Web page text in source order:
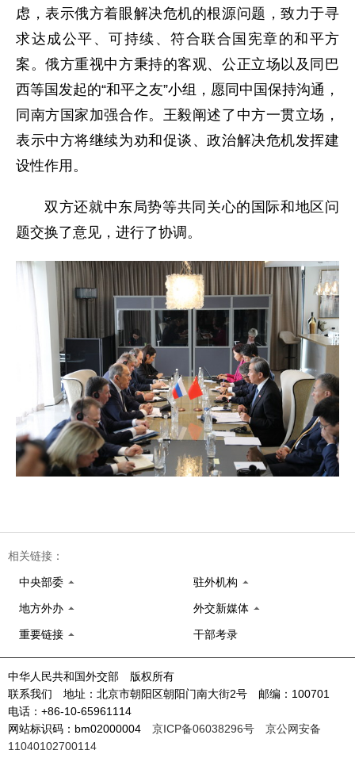
虑，表示俄方着眼解决危机的根源问题，致力于寻
求达成公平、可持续、符合联合国宪章的和平方
案。俄方重视中方秉持的客观、公正立场以及同巴
西等国发起的“和平之友”小组，愿同中国保持沟通，
同南方国家加强合作。王毅阐述了中方一贯立场，
表示中方将继续为劝和促谈、政治解决危机发挥建
设性作用。
双方还就中东局势等共同关心的国际和地区问
题交换了意见，进行了协调。
相关链接：
中央部委 驻外机构
地方外办 外交新媒体
重要链接 干部考录
中华人民共和国外交部 版权所有
联系我们 地址：北京市朝阳区朝阳门南大街2号 邮编：100701
电话：+86-10-65961114
网站标识码：bm02000004 京ICP备06038296号
京公网安备
11040102700114